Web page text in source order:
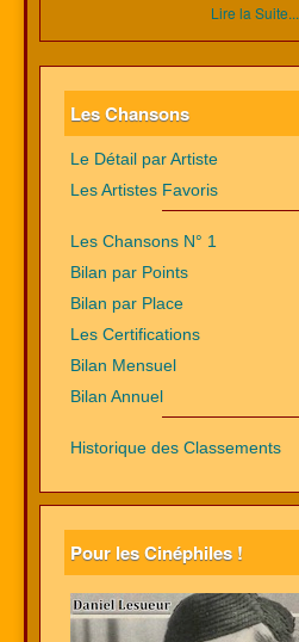
Lire la Suite...
Les Chansons
Le Détail par Artiste
Les Artistes Favoris
Les Chansons N° 1
Bilan par Points
Bilan par Place
Les Certifications
Bilan Mensuel
Bilan Annuel
Historique des Classements
Pour les Cinéphiles !